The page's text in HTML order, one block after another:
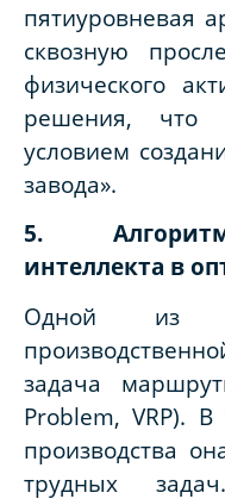
пятиуровневая
сквозную
физического
решения, что
условием
завода».
5.
интеллекта в
Одной из
задача
Problem, VRP). В
производства
трудных